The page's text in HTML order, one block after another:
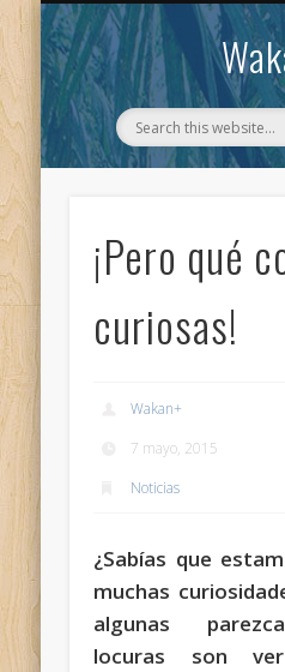
¡Pero qué
curiosas!
Wakan+
7 mayo, 2015
Noticias
¿Sabías que
muchas
algunas
locuras son